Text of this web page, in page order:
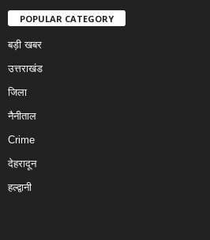
POPULAR CATEGORY
बड़ी खबर
उत्तराखंड
जिला
नैनीताल
Crime
देहरादून
हल्द्वानी